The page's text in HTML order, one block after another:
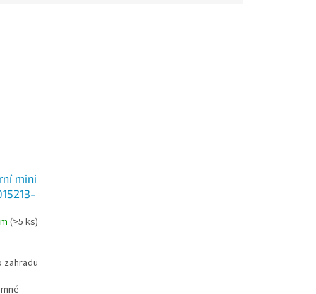
mini
(>5 ks)
zahradu